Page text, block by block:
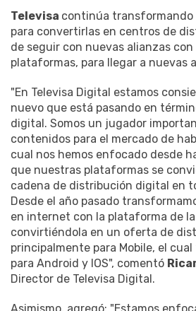
Televisa continúa transformando
para convertirlas en centros de
de seguir con nuevas alianzas
plataformas, para llegar a nuevas
"En Televisa Digital estamos
nuevo que está pasando en
digital. Somos un jugador
contenidos para el mercado de
cual nos hemos enfocado desde
que nuestras plataformas se
cadena de distribución digital en
Desde el año pasado
en internet con la plataforma de
convirtiéndola en un oferta de
principalmente para Mobile, el
para Android y IOS", comentó
Director de Televisa Digital.